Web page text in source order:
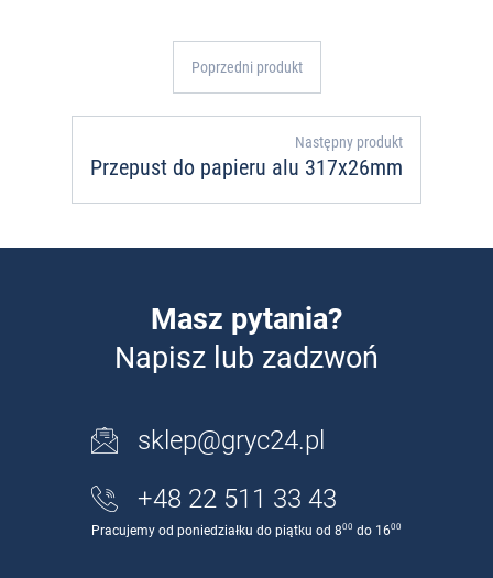
Poprzedni produkt
Następny produkt
Przepust do papieru alu 317x26mm
Masz pytania?
Napisz lub zadzwoń
sklep@gryc24.pl
+48 22 511 33 43
Pracujemy od poniedziałku do piątku od 800 do 1600